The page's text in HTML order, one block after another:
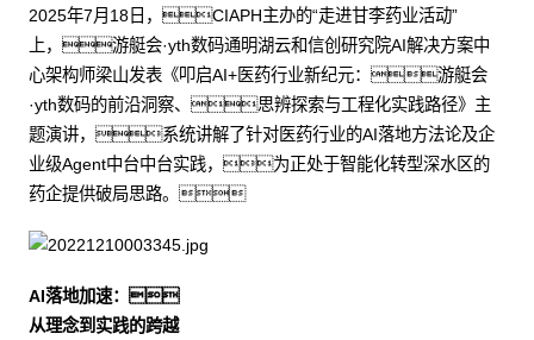
2025年7月18日，CIAPH主办的“走进甘李药业活动”
上，游艇会·yth数码通明湖云和信创研究院AI解决方案中
心架构师梁山发表《叩启AI+医药行业新纪元：游艇会
·yth数码的前沿洞察、思辨探索与工程化实践路径》主
题演讲，系统讲解了针对医药行业的AI落地方法论及企
业级Agent中台中台实践，为正处于智能化转型深水区的
药企提供破局思路。
AI落地加速：
从理念到实践的跨越